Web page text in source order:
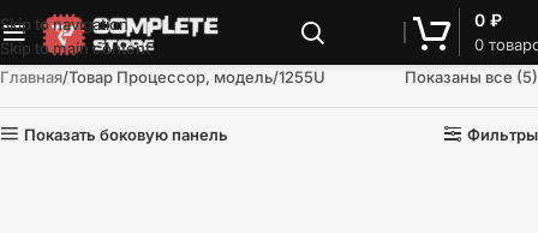
Skip to navigation
Skip to main content
0
0 ₽
Главная Товар Процессор, модель 1255U Показаны все (5)
Показать боковую панель Фильтры